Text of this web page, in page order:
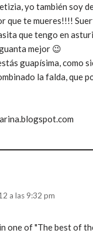
yo también soy
que te mueres!!!!
que tengo en
mejor 😉
guapísima, como
la falda, que
a las 9:32 pm
one of "The best of